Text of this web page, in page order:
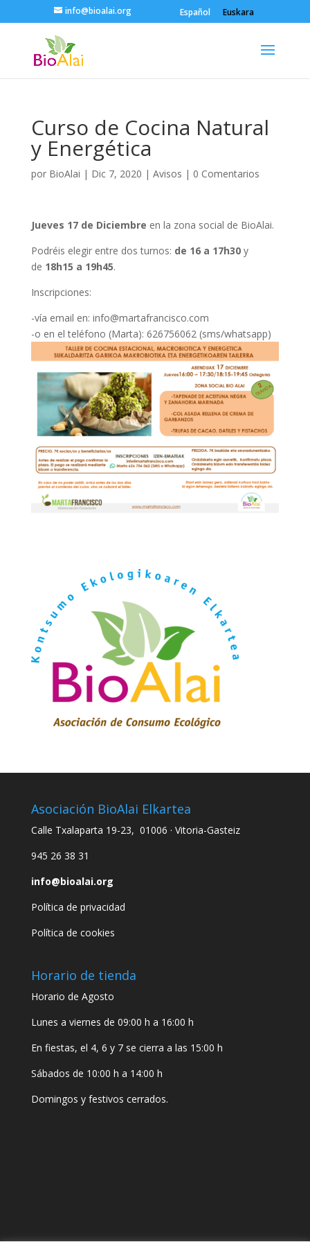
info@bioalai.org Español Euskara
Curso de Cocina Natural
y Energética
por BioAlai | Dic 7, 2020 | Avisos | 0 Comentarios
Jueves 17 de Diciembre en la zona social de BioAlai.
Podréis elegir entre dos turnos: de 16 a 17h30y
de 18h15 a 19h45.
Inscripciones:
-vía email en: info@martafrancisco.com
-o en el teléfono (Marta): 626756062 (sms/whatsapp)
Asociación BioAlai Elkartea
Calle Txalaparta 19-23, 01006 · Vitoria-Gasteiz
945 26 38 31
info@bioalai.org
Política de privacidad
Política de cookies
Horario de tienda
Horario de Agosto
Lunes a viernes de 09:00 h a 16:00 h
En fiestas, el 4, 6 y 7 se cierra a las 15:00 h
Sábados de 10:00 h a 14:00 h
Domingos y festivos cerrados.